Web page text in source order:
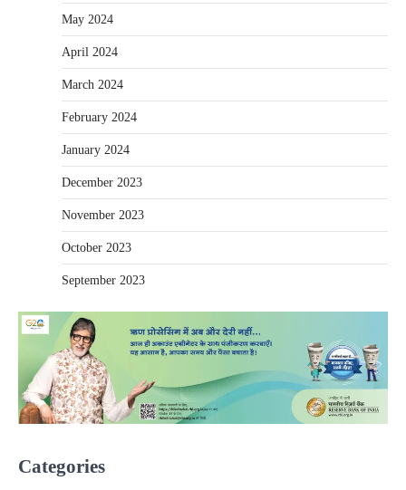
May 2024
April 2024
March 2024
February 2024
January 2024
December 2023
November 2023
October 2023
September 2023
Categories